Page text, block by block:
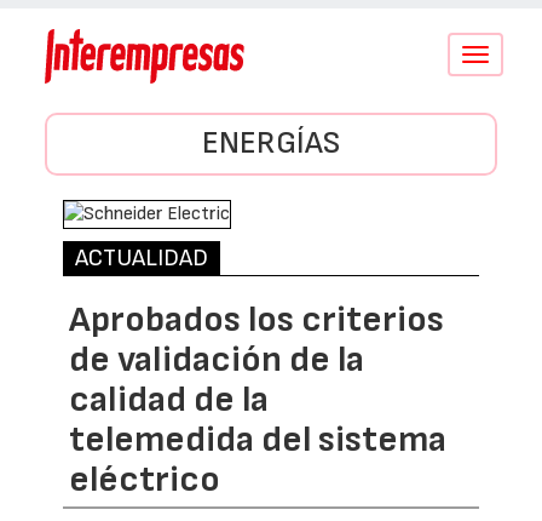
Conmutar
ENERGÍAS
ACTUALIDAD
Aprobados los criterios
de validación de la
calidad de la
telemedida del sistema
eléctrico